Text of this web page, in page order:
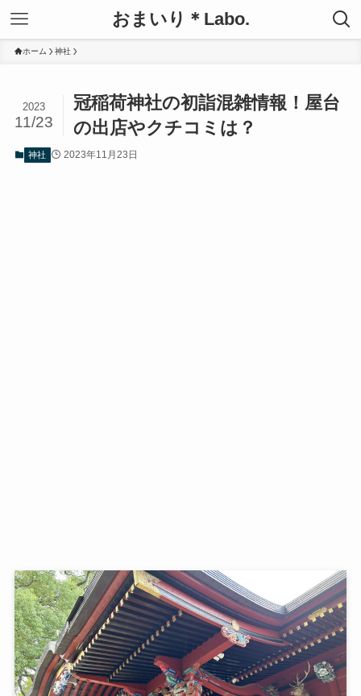
おまいり＊Labo.
ホーム 神社
冠稲荷神社の初詣混雑情報！屋台
の出店やクチコミは？
2023
11/23
神社 2023年11月23日